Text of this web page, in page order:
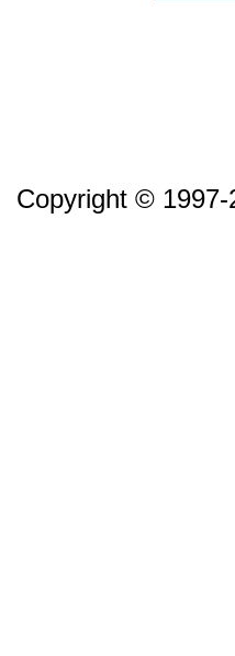
Copyright ©